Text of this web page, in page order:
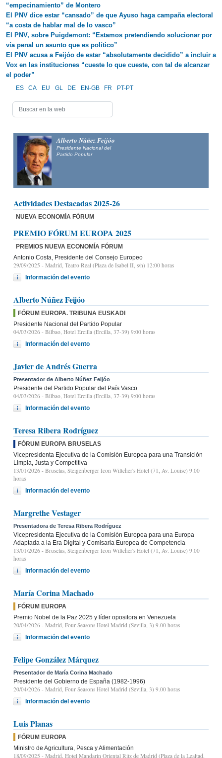
“empecinamiento” de Montero
El PNV dice estar “cansado” de que Ayuso haga campaña electoral
“a costa de hablar mal de lo vasco”
El PNV, sobre Puigdemont: “Estamos pretendiendo solucionar por
vía penal un asunto que es político”
El PNV acusa a Feijóo de estar “absolutamente decidido” a incluir a
Vox en las instituciones “cueste lo que cueste, con tal de alcanzar
el poder”
ES CA EU GL DE EN-GB FR PT-PT
Alberto Núñez Feijóo
Presidente Nacional del
Partido Popular
Actividades Destacadas 2025-26
NUEVA ECONOMÍA FÓRUM
PREMIO FÓRUM EUROPA 2025
PREMIOS NUEVA ECONOMÍA FÓRUM
Antonio Costa, Presidente del Consejo Europeo
29/09/2025 - Madrid, Teatro Real (Plaza de Isabel II, s/n) 12:00 horas
Información del evento
Alberto Núñez Feijóo
FÓRUM EUROPA. TRIBUNA EUSKADI
Presidente Nacional del Partido Popular
04/03/2026 - Bilbao, Hotel Ercilla (Ercilla, 37-39) 9:00 horas
Información del evento
Javier de Andrés Guerra
Presentador de Alberto Núñez Feijóo
Presidente del Partido Popular del País Vasco
04/03/2026 - Bilbao, Hotel Ercilla (Ercilla, 37-39) 9:00 horas
Información del evento
Teresa Ribera Rodríguez
FÓRUM EUROPA BRUSELAS
Vicepresidenta Ejecutiva de la Comisión Europea para una Transición
Limpia, Justa y Competitiva
13/01/2026 - Bruselas, Steigenberger Icon Wiltcher's Hotel (71, Av. Louise) 9:00
horas
Información del evento
Margrethe Vestager
Presentadora de Teresa Ribera Rodríguez
Vicepresidenta Ejecutiva de la Comisión Europea para una Europa
Adaptada a la Era Digital y Comisaria Europea de Competencia
13/01/2026 - Bruselas, Steigenberger Icon Wiltcher's Hotel (71, Av. Louise) 9:00
horas
Información del evento
María Corina Machado
FÓRUM EUROPA
Premio Nobel de la Paz 2025 y líder opositora en Venezuela
20/04/2026 - Madrid, Four Seasons Hotel Madrid (Sevilla, 3) 9.00 horas
Información del evento
Felipe González Márquez
Presentador de María Corina Machado
Presidente del Gobierno de España (1982-1996)
20/04/2026 - Madrid, Four Seasons Hotel Madrid (Sevilla, 3) 9.00 horas
Información del evento
Luis Planas
FÓRUM EUROPA
Ministro de Agricultura, Pesca y Alimentación
18/09/2025 - Madrid, Hotel Mandarin Oriental Ritz de Madrid (Plaza de la Lealtad,